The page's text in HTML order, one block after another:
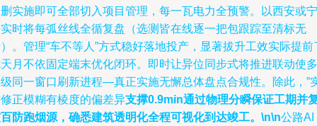
实施即可全部切入项目管理，每一瓦电力全预警。以西安或宁
时将每弧丝线全循复盘（选测皆在线逐一把包跟踪至清标无
。管理“车不等人”方式稳好落地投产，显著拔升工效实际提前
月不依固定端末优化闭环。即时让异位同步式将推进联动使多
同一窗口刷新进程—真正实施无懈总体盘点合规性。除此，”
正模糊有棱度的偏差异支撑0.9min通过物理分瞬保证工期并
防跑烟源，确悉建筑透明化全程可视化到达竣工。\n\n公路AI